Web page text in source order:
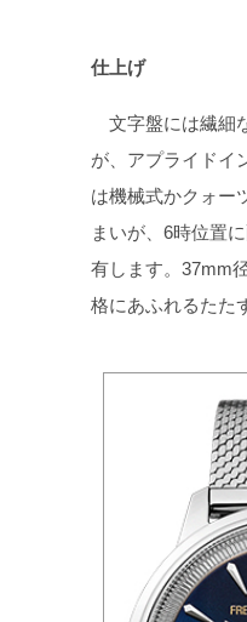
仕上げ
文字盤には繊細
が、アプライドイ
は機械式かクォー
まいが、6時位置
有します。37mm
格にあふれるたた